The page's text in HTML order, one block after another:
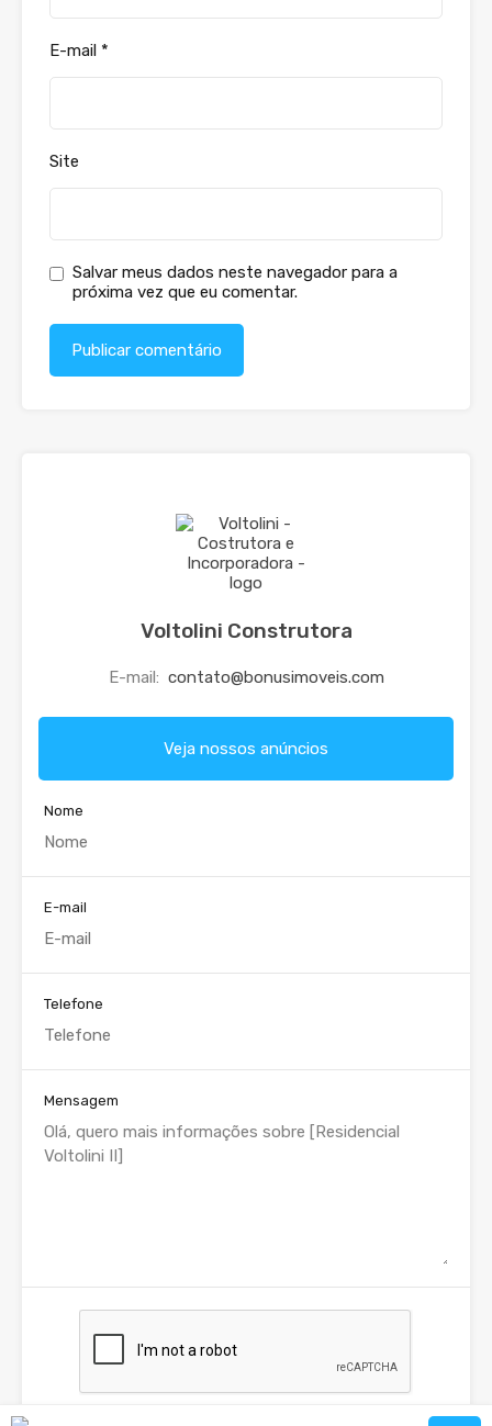
E-mail *
Site
Salvar meus dados neste navegador para a
próxima vez que eu comentar.
Voltolini Construtora
E-mail: contato@bonusimoveis.com
Veja nossos anúncios
Nome
E-mail
Telefone
Mensagem